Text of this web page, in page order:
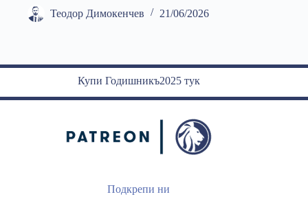
Теодор Димокенчев 21/06/2026
Купи Годишникъ2025 тук
Подкрепи ни